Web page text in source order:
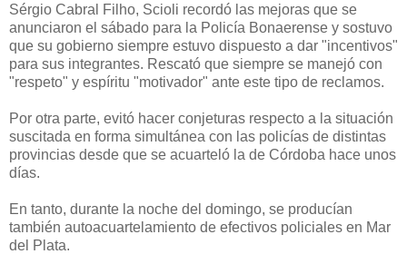
Sérgio Cabral Filho, Scioli recordó las mejoras que se
anunciaron el sábado para la Policía Bonaerense y sostuvo
que su gobierno siempre estuvo dispuesto a dar "incentivos"
para sus integrantes. Rescató que siempre se manejó con
"respeto" y espíritu "motivador" ante este tipo de reclamos.
Por otra parte, evitó hacer conjeturas respecto a la situación
suscitada en forma simultánea con las policías de distintas
provincias desde que se acuarteló la de Córdoba hace unos
días.
En tanto, durante la noche del domingo, se producían
también autoacuartelamiento de efectivos policiales en Mar
del Plata.